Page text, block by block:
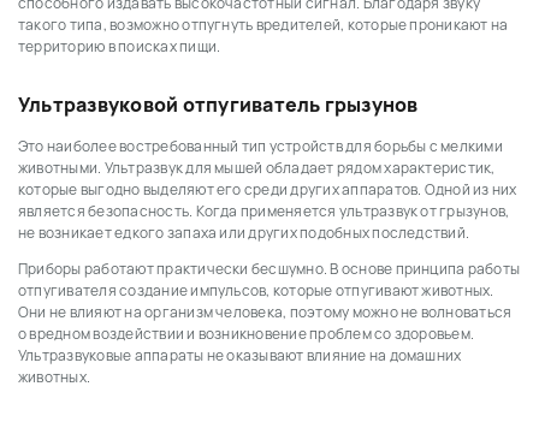
такого типа, возможно отпугнуть вредителей, которые проникают на
территорию в поисках пищи.
Ультразвуковой отпугиватель грызунов
Это наиболее востребованный тип устройств для борьбы с мелкими
животными. Ультразвук для мышей обладает рядом характеристик,
которые выгодно выделяют его среди других аппаратов. Одной из них
является безопасность. Когда применяется ультразвук от грызунов,
не возникает едкого запаха или других подобных последствий.
Приборы работают практически бесшумно. В основе принципа работы
отпугивателя создание импульсов, которые отпугивают животных.
Они не влияют на организм человека, поэтому можно не волноваться
о вредном воздействии и возникновение проблем со здоровьем.
Ультразвуковые аппараты не оказывают влияние на домашних
животных.